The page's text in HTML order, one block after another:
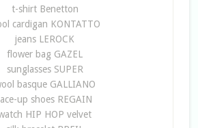
t-shirt Benetton
cardigan KONTATTO
jeans LEROCK
flower bag GAZEL
sunglasses SUPER
basque GALLIANO
lace-up shoes REGAIN
HIP HOP velvet